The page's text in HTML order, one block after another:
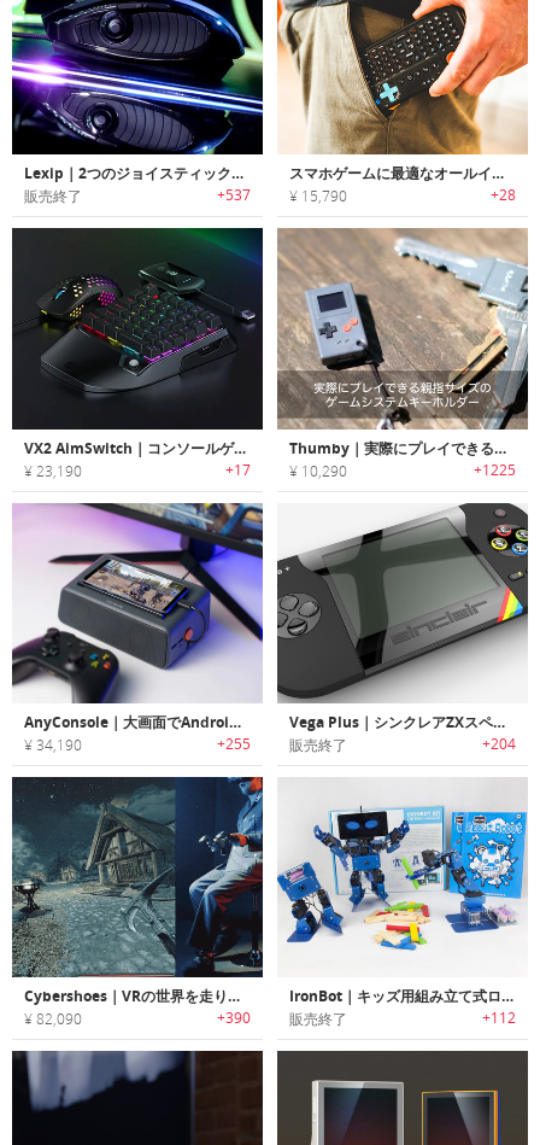
Lexip｜2つのジョイスティックを搭載した３Dゲーミングマウス「レクシップ」
販売終了 +537
スマホゲームに最適なオールインワンポータブルゲーミングキーボード「Power Vessel（パワーヴェセル）」
¥ 15,790 +28
VX2 AimSwitch｜コンソールゲームに最適なゲーミングキーパッド「エイムスイッチ」
¥ 23,190 +17
Thumby｜実際にプレイできる親指サイズのゲームシステムキーホルダー「サンビー」
¥ 10,290 +1225
AnyConsole｜大画面でAndroidモバイルゲームが楽しめるビデオゲームコンソール「エニーコンソール」
¥ 34,190 +255
Vega Plus｜シンクレアZXスペクトラムゲームコンソール「ベガプラス」
販売終了 +204
Cybershoes｜VRの世界を走り回れるVRシューズ「サイバーシューズ」
¥ 82,090 +390
IronBot｜キッズ用組み立て式ロボット「アイロンボット」
販売終了 +112